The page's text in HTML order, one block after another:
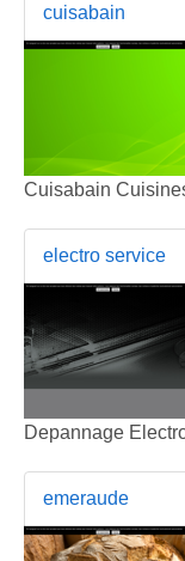
cuisabain
Cuisabain
electro service
Depannage
emeraude